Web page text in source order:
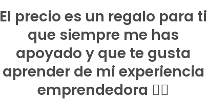
El precio es un regalo para ti
que siempre me has
apoyado y que te gusta
aprender de mi experiencia
emprendedora 👇🏻